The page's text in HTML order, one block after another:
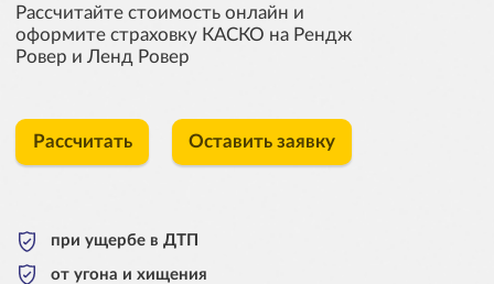
Рассчитайте стоимость онлайн и
оформите страховку КАСКО на Рендж
Ровер и Ленд Ровер
Рассчитать Оставить заявку
при ущербе в ДТП
от угона и хищения